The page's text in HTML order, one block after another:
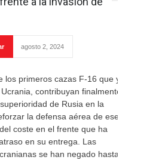
agosto 2, 2024
los primeros cazas F-16 que ya
contribuyan finalmente
de Rusia en la
la defensa aérea de ese
coste en el frente que ha
en su entrega. Las
se han negado hasta